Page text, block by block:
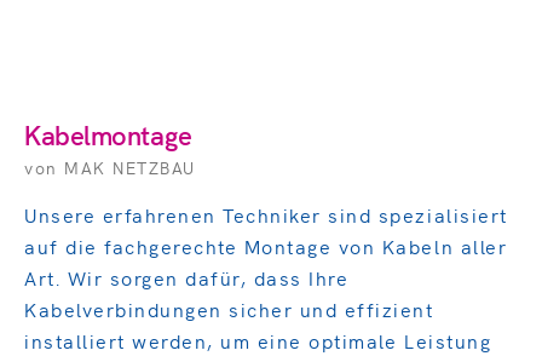
Kabelmontage
von MAK NETZBAU
Unsere erfahrenen Techniker sind spezialisiert
auf die fachgerechte Montage von Kabeln aller
Art. Wir sorgen dafür, dass Ihre
Kabelverbindungen sicher und effizient
installiert werden, um eine optimale Leistung